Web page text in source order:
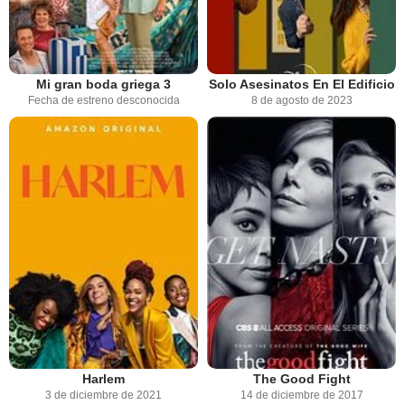
Mi gran boda griega 3
Fecha de estreno desconocida
Solo Asesinatos En El Edificio
8 de agosto de 2023
Harlem
3 de diciembre de 2021
The Good Fight
14 de diciembre de 2017